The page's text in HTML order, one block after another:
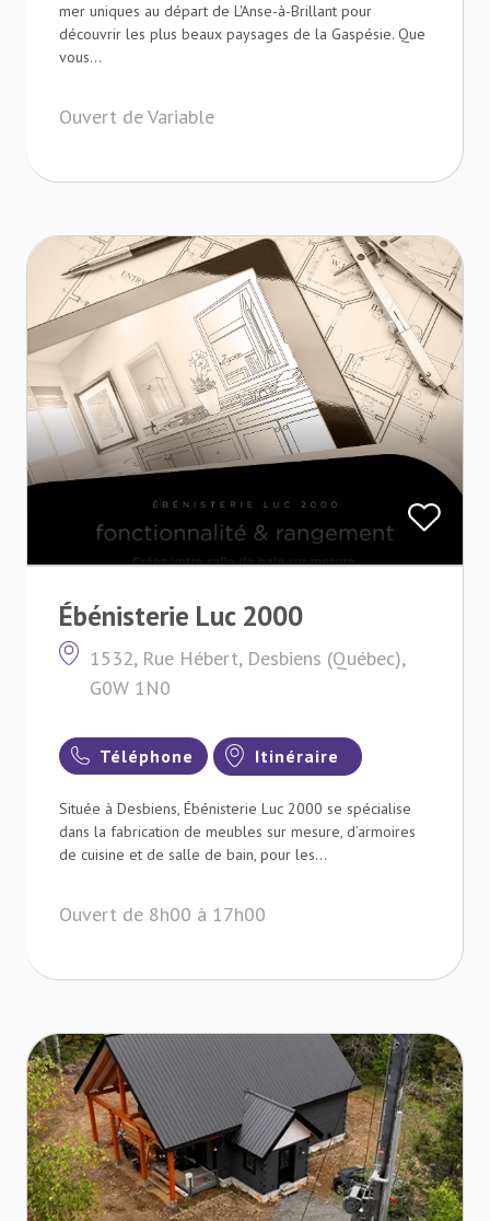
mer uniques au départ de L'Anse-à-Brillant pour
découvrir les plus beaux paysages de la Gaspésie. Que
vous...
Ouvert de Variable
Ébénisterie Luc 2000
1532, Rue Hébert, Desbiens (Québec),
G0W 1N0
Téléphone Itinéraire
Située à Desbiens, Ébénisterie Luc 2000 se spécialise
dans la fabrication de meubles sur mesure, d’armoires
de cuisine et de salle de bain, pour les...
Ouvert de 8h00 à 17h00